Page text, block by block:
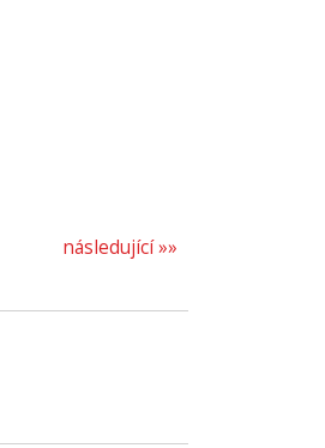
následující »»